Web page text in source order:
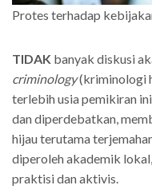
Protes terhadap
TIDAK banyak diskusi
criminology(kriminologi
terlebih usia pemikiran
dan diperdebatkan,
hijau terutama
diperoleh akademik
praktisi dan aktivis.